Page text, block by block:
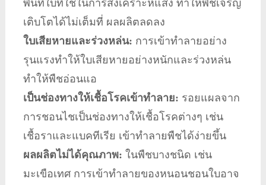
พื้นที่ใบที่ใช้ในการสังเคราะห์แสง ทำให้พืชเจริญ
เติบโตได้ไม่เต็มที่ ผลผลิตลดลง
ใบเสียหายและร่วงหล่น: การเข้าทำลายอย่าง
รุนแรงทำให้ใบเสียหายอย่างหนักและร่วงหล่น
ทำให้พืชอ่อนแอ
เป็นช่องทางให้เชื้อโรคเข้าทำลาย: รอยแผลจาก
การชอนไชเป็นช่องทางให้เชื้อโรคต่างๆ เช่น
เชื้อราและแบคทีเรีย เข้าทำลายพืชได้ง่ายขึ้น
ผลผลิตไม่ได้คุณภาพ: ในพืชบางชนิด เช่น
มะเขือเทศ การเข้าทำลายของหนอนชอนใบอาจ